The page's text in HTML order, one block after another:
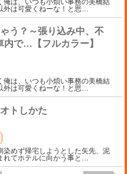
俺は、いつも小煩い事務の美橋結
外は可愛くねーな！と思…
う？～張り込み中、不
で…【フルカラー】
俺は、いつも小煩い事務の美橋結
外は可愛くねーな！と思…
トしかた
染めず帰宅しようとした矢先、泥
てホテルに向かう事と …